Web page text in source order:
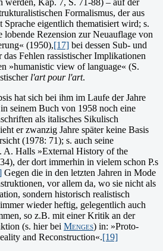
Formalis­mus, der aus
eigentlich thematisiert wird; s.
lo­bende Rezension zur Neuauf­lage von
(1950),[17] bei dessen Sub- und
das Fehlen rassi­stischer Implikationen
»humanistic view of language« (S.
l'art pour l'art.
hat sich bei ihm im Laufe der Jahre
seinem Buch von 1958 noch eine
als italisches Sikulisch
er zwanzig Jahre später keine Ba­sis
(1978: 71); s. auch seine
A. Halls »External History of the
der dort immerhin in vielem schon P.s
Gegen die in den letzten Jahren in Mode
vor allem da, wo sie nicht als
sondern historisch realistisch
wieder heftig, gelegentlich auch
so z.B. mit einer Kritik an der
(s. hier bei Menges) in: »Proto-
and Reconstruction«.[19]